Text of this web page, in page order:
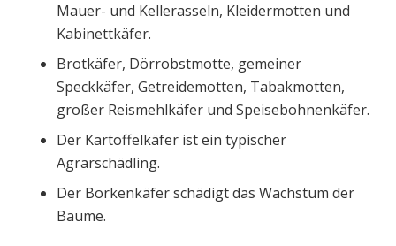
Mauer- und Kellerasseln, Kleidermotten und
Kabinettkäfer.
Brotkäfer, Dörrobstmotte, gemeiner
Speckkäfer, Getreidemotten, Tabakmotten,
großer Reismehlkäfer und Speisebohnenkäfer.
Der Kartoffelkäfer ist ein typischer
Agrarschädling.
Der Borkenkäfer schädigt das Wachstum der
Bäume.